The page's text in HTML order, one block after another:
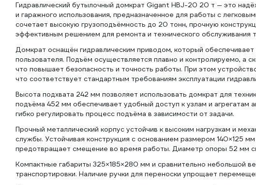
Гидравлический бутылочный домкрат Gigant HBJ-20 20 т — это
и гаражного использования, предназначенное для работы с
сочетает высокую грузоподъёмность до 20 тонн, прочную
эффективным решением для ремонта и технического обслуживания
Домкрат оснащён гидравлическим приводом, который
пользователя. Подъём осуществляется плавно и контролируемо, а
что повышает безопасность и точность работы. При этом
что соответствует стандартным требованиям эксплуатации
Высота подхвата 242 мм позволяет использовать домкрат для
подъёма 452 мм обеспечивает удобный доступ к узлам и агрегатам
гибко регулировать процесс подъёма в зависимости от задачи.
Прочный металлический корпус устойчив к высоким нагрузкам и
службы. Устойчивая конструкция с основанием размером 140×125
предотвращает смещение во время работы. Диаметр опоры 52 мм
Компактные габариты 325×185×280 мм и сравнительно небольшой
транспортировки. Наличие ручки для переноски упрощает